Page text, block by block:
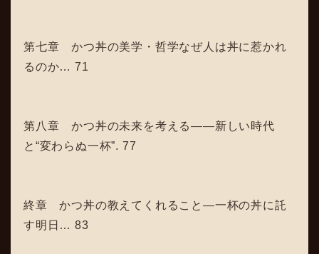
第七章 かつ丼の美学・哲学なぜ人は丼に惹かれ
るのか… 71
第八章 かつ丼の未来を考える――新しい時代
と“変わらぬ一杯”. 77
終章 かつ丼の教えてくれること―一杯の丼に託
す明日… 83